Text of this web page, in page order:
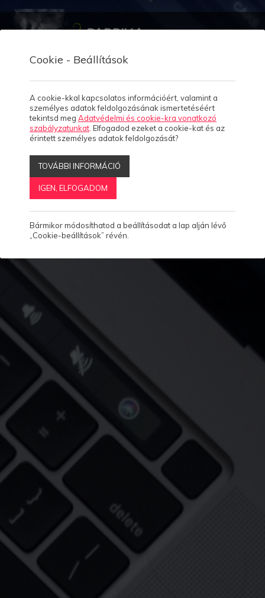
Home
Rólunk
Munkáink
Esettanulmányok
11
Megoldásaink
4
Termékeink
Pályázat
Kapcsolat
Cookie - Beállítások
A cookie-kkal kapcsolatos információért, valamint a
személyes adatok feldolgozásának ismertetéséért
tekintsd meg Adatvédelmi és cookie-kra vonatkozó
szabályzatunkat . Elfogadod ezeket a cookie-kat és az
érintett személyes adatok feldolgozását?
TOVÁBBI INFORMÁCIÓ
IGEN, ELFOGADOM
Bármikor módosíthatod a beállításodat a lap alján lévő
„Cookie-beállítások” révén.